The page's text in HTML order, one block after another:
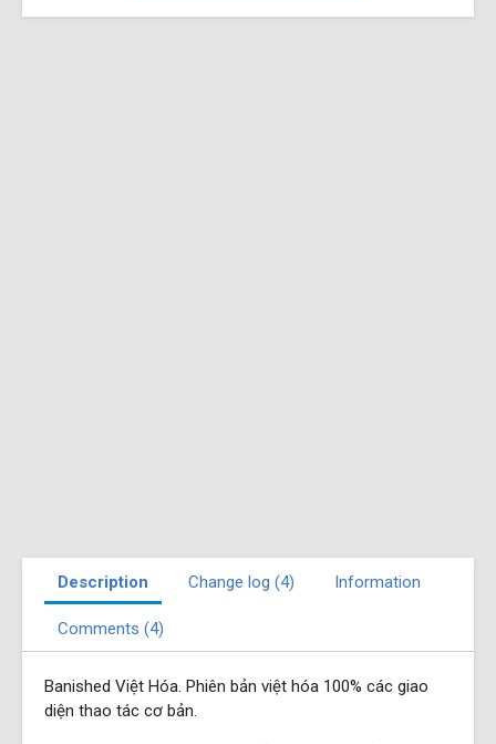
Description Change log (4) Information
Comments (4)
Banished Việt Hóa. Phiên bản việt hóa 100% các giao
diện thao tác cơ bản.